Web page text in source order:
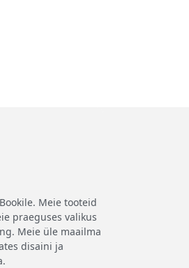
Meie tooteid
praeguses valikus
Meie üle maailma
disaini ja